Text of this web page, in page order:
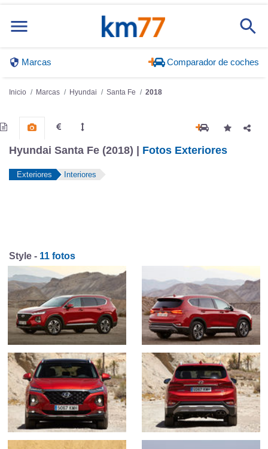
Marcas Comparador de coches
Inicio Marcas Hyundai Santa Fe 2018
Hyundai Santa Fe (2018) | Fotos Exteriores
Exteriores Interiores
Style - 11 fotos